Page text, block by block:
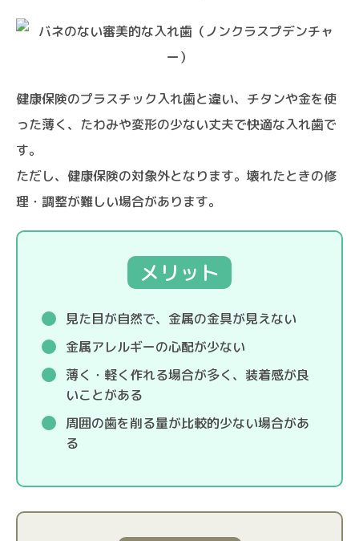
健康保険のプラスチック入れ歯と違い、チタンや金を使
った薄く、たわみや変形の少ない丈夫で快適な入れ歯で
す。
ただし、健康保険の対象外となります。壊れたときの修
理・調整が難しい場合があります。
メリット
見た目が自然で、金属の金具が見えない
金属アレルギーの心配が少ない
薄く・軽く作れる場合が多く、装着感が良
いことがある
周囲の歯を削る量が比較的少ない場合があ
る